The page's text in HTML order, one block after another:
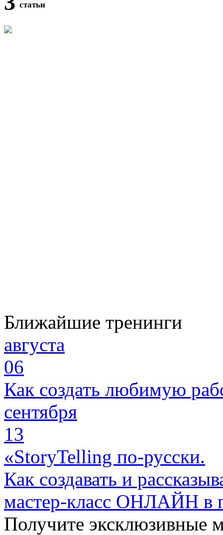
статьи
Ближайшие тренинги
августа
06
Как создать любимую
сентября
13
«StoryTelling по-русски.
Как создавать и
мастер-класс ОНЛАЙН в
Получите эксклюзивные